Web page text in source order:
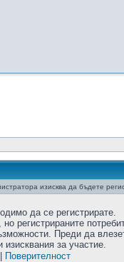
изисква да бъдете
да се регистрирате.
регистрираните
Преди да
за участие.
Поверителност